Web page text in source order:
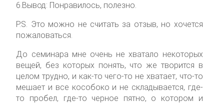
6.Вывод: Понравилось, полезно.
P.S. Это можно не считать за отзыв, но хочется
пожаловаться.
До семинара мне очень не хватало некоторых
вещей, без которых понять, что же творится в
целом трудно, и как-то чего-то не хватает, что-то
мешает и все кособоко и не складывается, где-
то пробел, где-то черное пятно, о котором и